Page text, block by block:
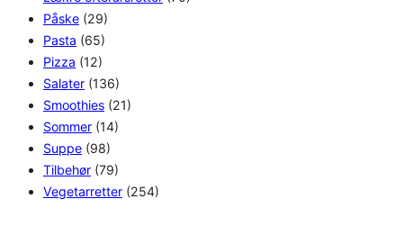
Påske (29)
Pasta (65)
Pizza (12)
Salater (136)
Smoothies (21)
Sommer (14)
Suppe (98)
Tilbehør (79)
Vegetarretter (254)